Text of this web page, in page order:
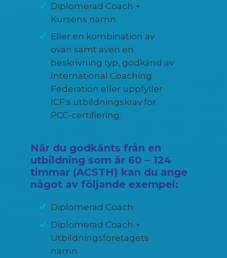
Diplomerad Coach +
Kursens namn
Eller en kombination av
ovan samt även en
beskrivning typ, godkänd av
International Coaching
Federation eller uppfyller
ICF:s utbildningskrav för
PCC-certifiering.
När du godkänts från en
utbildning som är 60 – 124
timmar (ACSTH) kan du ange
något av följande exempel:
Diplomerad Coach
Diplomerad Coach +
Utbildningsföretagets
namn